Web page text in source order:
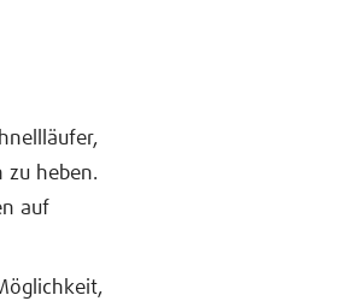
zu heben.
auf